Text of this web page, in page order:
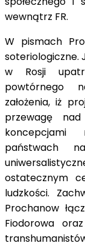
wewnątrz FR.
W pismach
soteriologiczne.
w Rosji
powtórnego
założenia, iż
przewagę
koncepcjami
państwach
ostatecznym
ludzkości.
Prochanow
Fiodorowa